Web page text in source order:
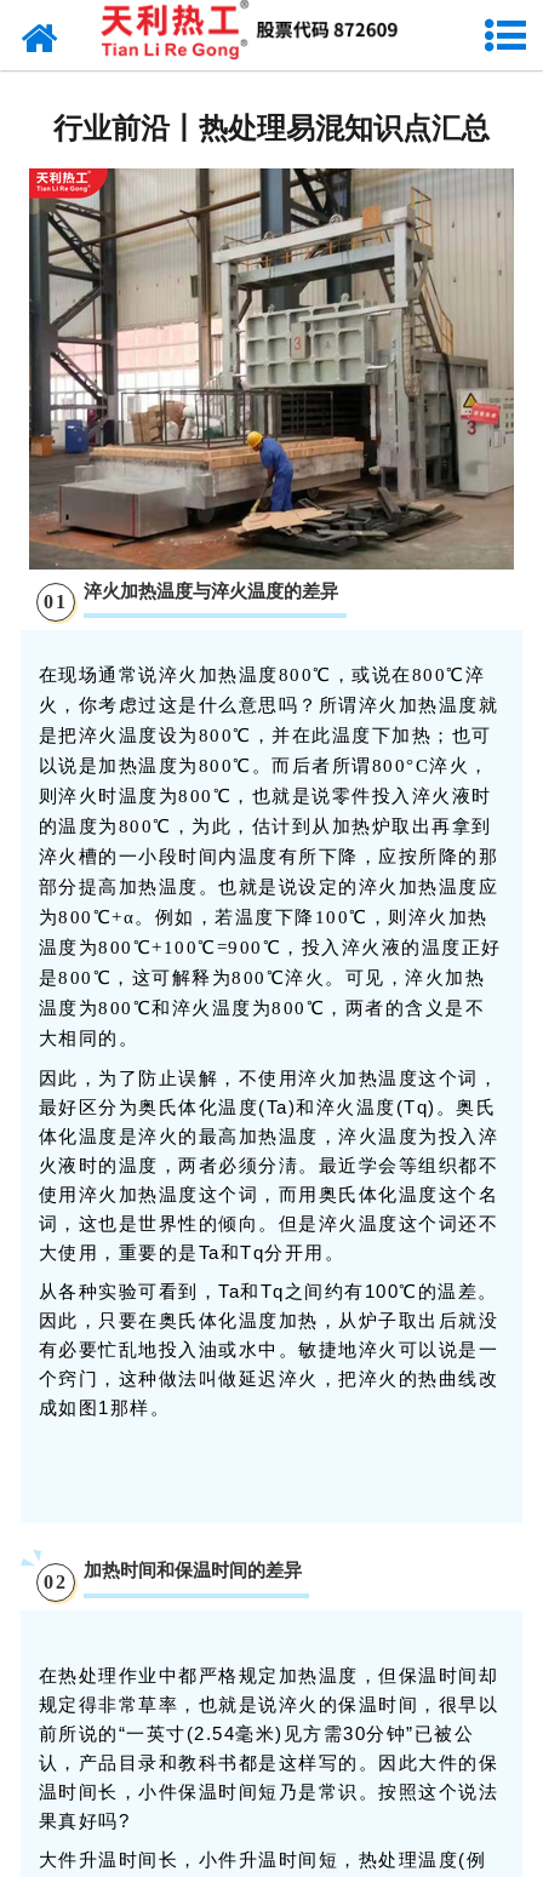
网站首页
产品常识
行业前沿丨热处理易混知识点汇总
01 淬火加热温度与淬火温度的差异
在现场通常说淬火加热温度800℃，或说在800℃淬
火，你考虑过这是什么意思吗？所谓淬火加热温度就
是把淬火温度设为800℃，并在此温度下加热；也可
以说是加热温度为800℃。而后者所谓800°C淬火，
则淬火时温度为800℃，也就是说零件投入淬火液时
的温度为800℃，为此，估计到从加热炉取出再拿到
淬火槽的一小段时间内温度有所下降，应按所降的那
部分提高加热温度。也就是说设定的淬火加热温度应
为800℃+α。例如，若温度下降100℃，则淬火加热
温度为800℃+100℃=900℃，投入淬火液的温度正好
是800℃，这可解释为800℃淬火。可见，淬火加热
温度为800℃和淬火温度为800℃，两者的含义是不
大相同的。
因此，为了防止误解，不使用淬火加热温度这个词，
最好区分为奥氏体化温度(Ta)和淬火温度(Tq)。奥氏
体化温度是淬火的最高加热温度，淬火温度为投入淬
火液时的温度，两者必须分淸。最近学会等组织都不
使用淬火加热温度这个词，而用奥氏体化温度这个名
词，这也是世界性的倾向。但是淬火温度这个词还不
大使用，重要的是Ta和Tq分开用。
从各种实验可看到，Ta和Tq之间约有100℃的温差。
因此，只要在奥氏体化温度加热，从炉子取出后就没
有必要忙乱地投入油或水中。敏捷地淬火可以说是一
个窍门，这种做法叫做延迟淬火，把淬火的热曲线改
成如图1那样。
02
加热时间和保温时间的差异
在热处理作业中都严格规定加热温度，但保温时间却
规定得非常草率，也就是说淬火的保温时间，很早以
前所说的“一英寸(2.54毫米)见方需30分钟”已被公
认，产品目录和教科书都是这样写的。因此大件的保
温时间长，小件保温时间短乃是常识。按照这个说法
果真好吗?
大件升温时间长，小件升温时间短，热处理温度(例